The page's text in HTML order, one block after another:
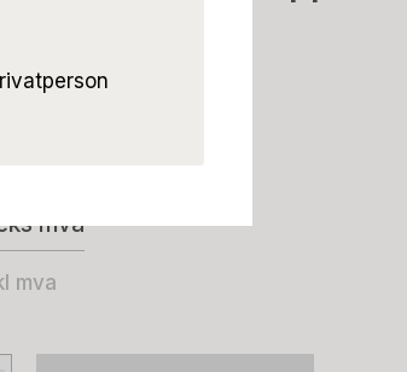
grått understell, Brukt
mva
mva